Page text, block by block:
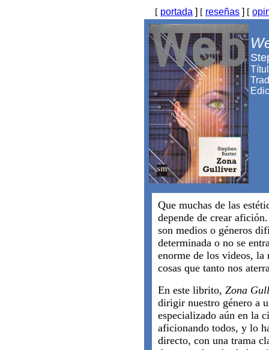
[ portada ] [ reseñas ] [
Que muchas de las
depende de crear
son medios o géneros
determinada o no se
enorme de los videos, la
cosas que tanto nos
En este librito, Zona
dirigir nuestro género a
especializado aún en la
aficionando todos, y lo
directo, con una trama